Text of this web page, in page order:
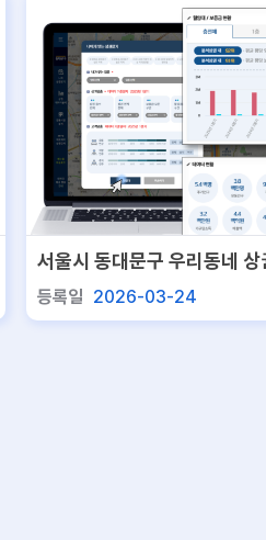
서울시 동대문구 우리동네 상
나의 상권찾기 서비스
등록일 2026-03-24